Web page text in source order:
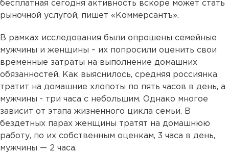
бесплатная сегодня активность вскоре может стать
рыночной услугой, пишет «Коммерсантъ».
В рамках исследования были опрошены семейные
мужчины и женщины – их попросили оценить свои
временные затраты на выполнение домашних
обязанностей. Как выяснилось, средняя россиянка
тратит на домашние хлопоты по пять часов в день, а
мужчины - три часа с небольшим. Однако многое
зависит от этапа жизненного цикла семьи. В
бездетных парах женщины тратят на домашнюю
работу, по их собственным оценкам, 3 часа в день,
мужчины — 2 часа.